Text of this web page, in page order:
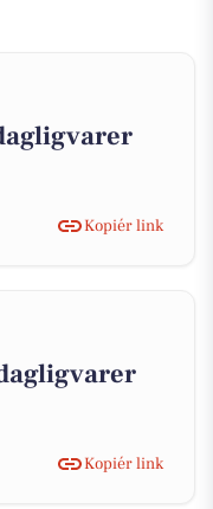
Kopiér link
Kopiér link